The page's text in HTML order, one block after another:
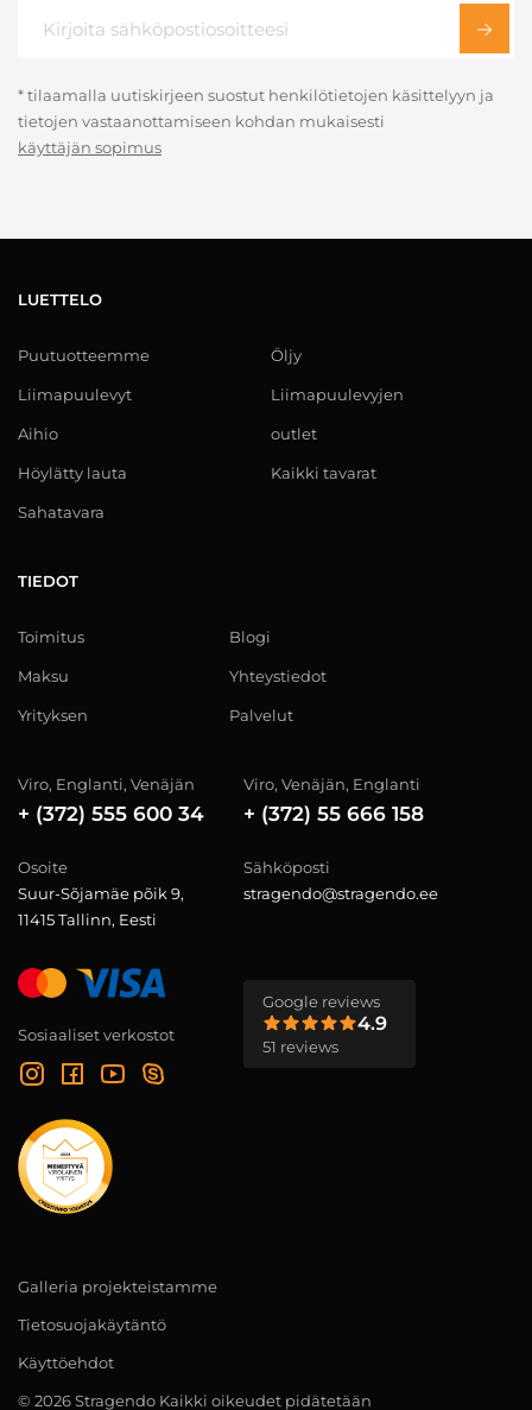
* tilaamalla uutiskirjeen suostut henkilötietojen käsittelyyn ja
tietojen vastaanottamiseen kohdan mukaisesti
käyttäjän sopimus
LUETTELO
Puutuotteemme
Liimapuulevyt
Aihio
Höylätty lauta
Sahatavara
Öljy
Liimapuulevyjen
outlet
Kaikki tavarat
TIEDOT
Toimitus
Maksu
Yrityksen
Blogi
Yhteystiedot
Palvelut
Viro, Englanti, Venäjän
+ (372) 555 600 34
Viro, Venäjän, Englanti
+ (372) 55 666 158
Osoite
Suur-Sõjamäe põik 9,
11415 Tallinn, Eesti
Sähköposti
stragendo@stragendo.ee
Sosiaaliset verkostot
Google reviews
4.9
51 reviews
Galleria projekteistamme
Tietosuojakäytäntö
Käyttöehdot
© 2026 Stragendo Kaikki oikeudet pidätetään